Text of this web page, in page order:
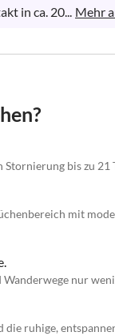
in ca. 20... Mehr
bis zu 21
mit
nur
die ruhige,